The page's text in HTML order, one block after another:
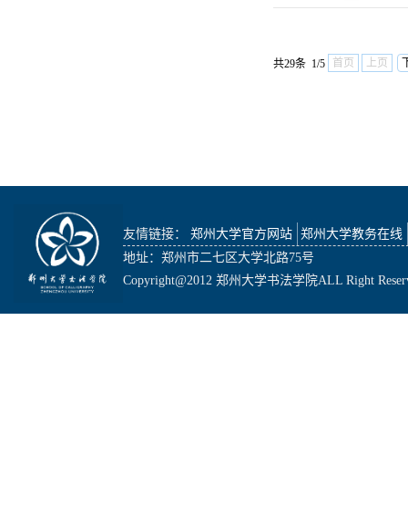
共29条 1/5 首页 上页
友情链接： 郑州大学官方网站
郑州大学教务在线
地址：郑州市二七区大学北路75号
Copyright@2012 郑州大学书法学院ALL Right